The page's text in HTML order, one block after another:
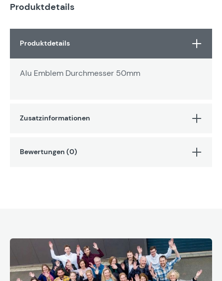
Produktdetails
Produktdetails
Alu Emblem Durchmesser 50mm
Zusatzinformationen
Bewertungen (0)